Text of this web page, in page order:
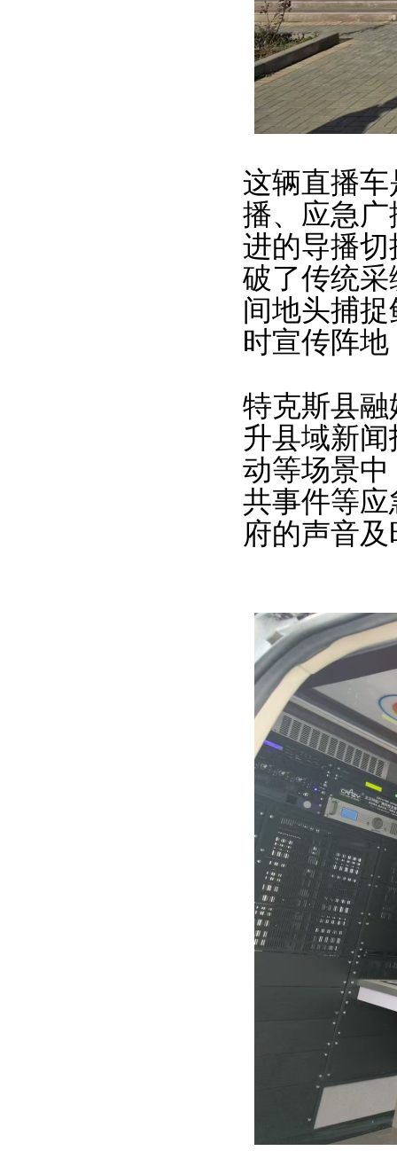
这辆直播
播、应急
进的导播
破了传统
间地头捕
时宣传阵
特克斯县
升县域新
动等场景
共事件等
府的声音